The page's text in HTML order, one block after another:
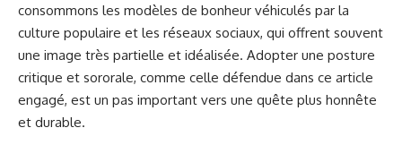
consommons les modèles de bonheur véhiculés par la
culture populaire et les réseaux sociaux, qui offrent souvent
une image très partielle et idéalisée. Adopter une posture
critique et sororale, comme celle défendue dans ce article
engagé, est un pas important vers une quête plus honnête
et durable.